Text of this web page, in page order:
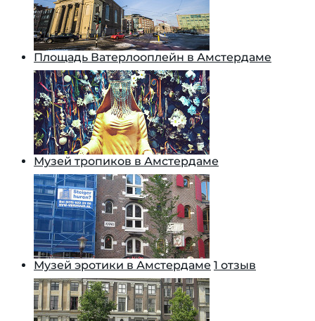
Площадь Ватерлооплейн в Амстердаме
Музей тропиков в Амстердаме
Музей эротики в Амстердаме 1 отзыв